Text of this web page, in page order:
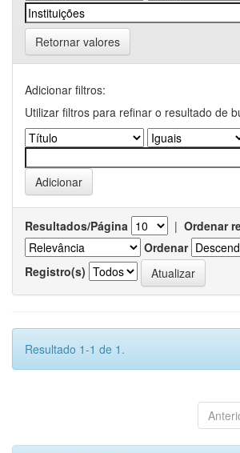
Retornar valores
Adicionar filtros:
Utilizar filtros para refinar o resultado de
Resultados/Página | Ordenar
Ordenar
Registro(s)
Resultado 1-1 de 1.